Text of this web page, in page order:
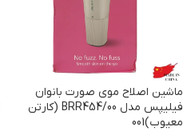
ماشین اصلاح موی صورت بانوان
فیلیپس مدل BRR454/00 (کارتن
معیوب)001